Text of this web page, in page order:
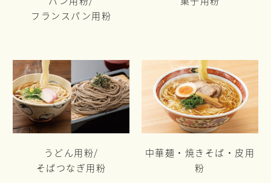
フランスパン用粉
うどん用粉/
そばつなぎ用粉
中華麺・焼きそば・皮用
粉